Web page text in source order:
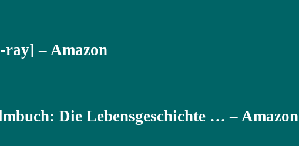
ray] – Amazon
Die Lebensgeschichte … – Amazon